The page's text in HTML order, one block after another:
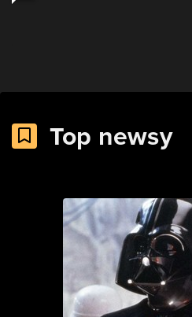
Top newsy